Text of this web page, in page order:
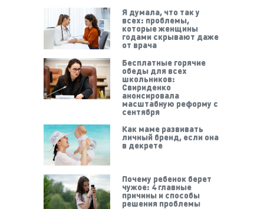
Я думала, что так у
всех: проблемы,
которые женщины
годами скрывают даже
от врача
Бесплатные горячие
обеды для всех
школьников:
Свириденко
анонсировала
масштабную реформу с
сентября
Как маме развивать
личный бренд, если она
в декрете
Почему ребенок берет
чужое: 4 главные
причины и способы
решения проблемы